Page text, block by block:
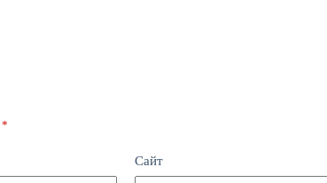
*
Сайт